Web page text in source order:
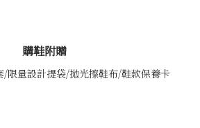
購鞋附贈
限量設計提袋/拋光擦鞋布/鞋款保養卡